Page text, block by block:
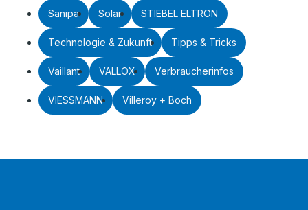
Sanipa Solar STIEBEL ELTRON
Technologie & Zukunft Tipps & Tricks
Vaillant VALLOX Verbraucherinfos
VIESSMANN Villeroy + Boch